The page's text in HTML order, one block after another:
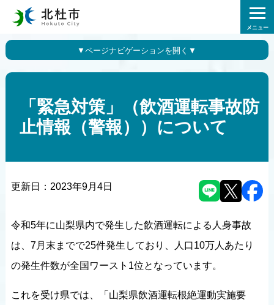
メニュー
「緊急対策」（飲酒運転事故防
止情報（警報））について
更新日： 2023年9月4日
令和5年に山梨県内で発生した飲酒運転による人身事故
は、7月末までで25件発生しており、人口10万人あたり
の発生件数が全国ワースト1位となっています。
これを受け県では、「山梨県飲酒運転根絶運動実施要